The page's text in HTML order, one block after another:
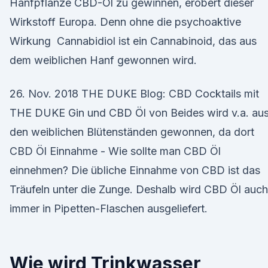
Hanfpflanze CBD-Öl zu gewinnen, erobert dieser
Wirkstoff Europa. Denn ohne die psychoaktive
Wirkung Cannabidiol ist ein Cannabinoid, das aus
dem weiblichen Hanf gewonnen wird.
26. Nov. 2018 THE DUKE Blog: CBD Cocktails mit
THE DUKE Gin und CBD Öl von Beides wird v.a.
den weiblichen Blütenständen gewonnen, da dort
CBD Öl Einnahme - Wie sollte man CBD Öl
einnehmen? Die übliche Einnahme von CBD ist das
Träufeln unter die Zunge. Deshalb wird CBD Öl auch
immer in Pipetten-Flaschen ausgeliefert.
Wie wird Trinkwasser